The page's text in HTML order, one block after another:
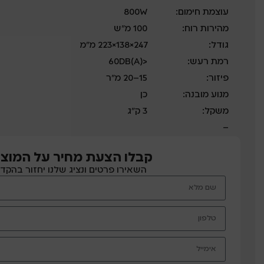
עוצמת חימום:
800W
מהירות רוח:
100 מ"ש
גודל:
247×138×223 מ"מ
רמת רעש:
<60DB(A)
פיזור:
15–20 מ"ר
מנוע מובנה:
כן
משקל:
3 ק"ג
–
קבלו הצעת מחיר על
השאירו פרטים ונציג שלנו יחזור